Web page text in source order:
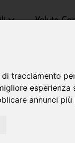
tracciamento
esperienza
annunci
Valuta